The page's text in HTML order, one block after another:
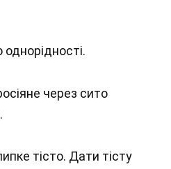
через сито
тісто. Дати тісту